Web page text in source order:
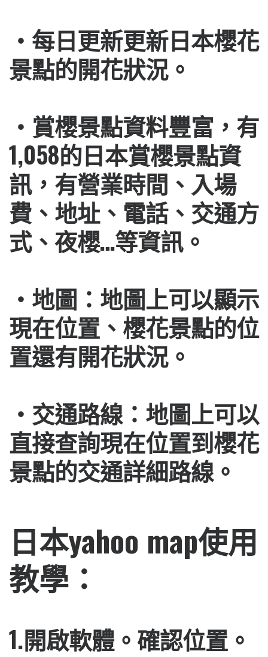
・每日更新更新日本櫻花
景點的開花狀況。
・賞櫻景點資料豐富，有
1,058的日本賞櫻景點資
訊，有營業時間、入場
費、地址、電話、交通方
式、夜櫻…等資訊。
・地圖：地圖上可以顯示
現在位置、櫻花景點的位
置還有開花狀況。
・交通路線：地圖上可以
直接查詢現在位置到櫻花
景點的交通詳細路線。
日本yahoo map使用
教學：
1.開啟軟體。確認位置。